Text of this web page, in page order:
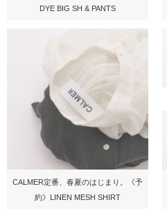
DYE BIG SH & PANTS
CALMER定番、春夏のはじまり。《予
約》LINEN MESH SHIRT